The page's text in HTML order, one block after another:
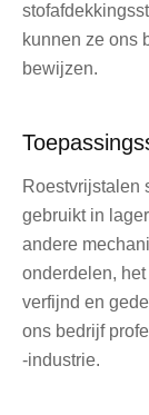
kunnen ze ons
bewijzen.
Roestvrijstalen
gebruikt in
andere
onderdelen,
verfijnd en
ons bedrijf
-industrie.